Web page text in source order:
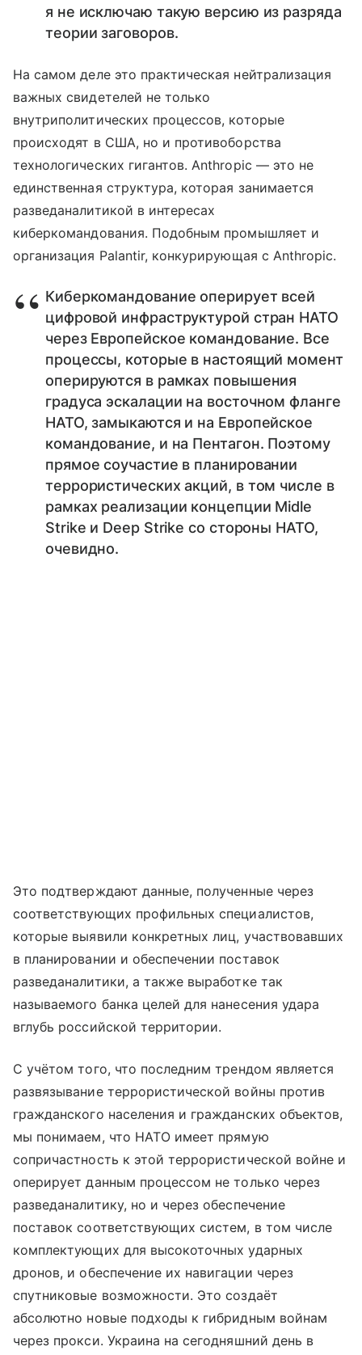
я не исключаю такую версию из разряда
теории заговоров.
На самом деле это практическая нейтрализация
важных свидетелей не только
внутриполитических процессов, которые
происходят в США, но и противоборства
технологических гигантов. Anthropic — это не
единственная структура, которая занимается
разведаналитикой в интересах
киберкомандования. Подобным промышляет и
организация Palantir, конкурирующая с Anthropic.
Киберкомандование оперирует всей
цифровой инфраструктурой стран НАТО
через Европейское командование. Все
процессы, которые в настоящий момент
оперируются в рамках повышения
градуса эскалации на восточном фланге
НАТО, замыкаются и на Европейское
командование, и на Пентагон. Поэтому
прямое соучастие в планировании
террористических акций, в том числе в
рамках реализации концепции Midle
Strike и Deep Strike со стороны НАТО,
очевидно.
Это подтверждают данные, полученные через
соответствующих профильных специалистов,
которые выявили конкретных лиц, участвовавших
в планировании и обеспечении поставок
разведаналитики, а также выработке так
называемого банка целей для нанесения удара
вглубь российской территории.
С учётом того, что последним трендом является
развязывание террористической войны против
гражданского населения и гражданских объектов,
мы понимаем, что НАТО имеет прямую
сопричастность к этой террористической войне и
оперирует данным процессом не только через
разведаналитику, но и через обеспечение
поставок соответствующих систем, в том числе
комплектующих для высокоточных ударных
дронов, и обеспечение их навигации через
спутниковые возможности. Это создаёт
абсолютно новые подходы к гибридным войнам
через прокси. Украина на сегодняшний день в